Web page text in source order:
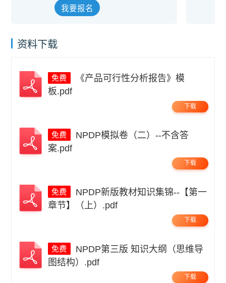
我要报名
资料下载
板.pdf
下载
案.pdf
下载
章节】（上）.pdf
下载
图结构）.pdf
下载